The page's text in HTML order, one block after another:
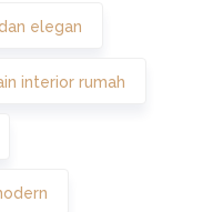
elegan
interior rumah